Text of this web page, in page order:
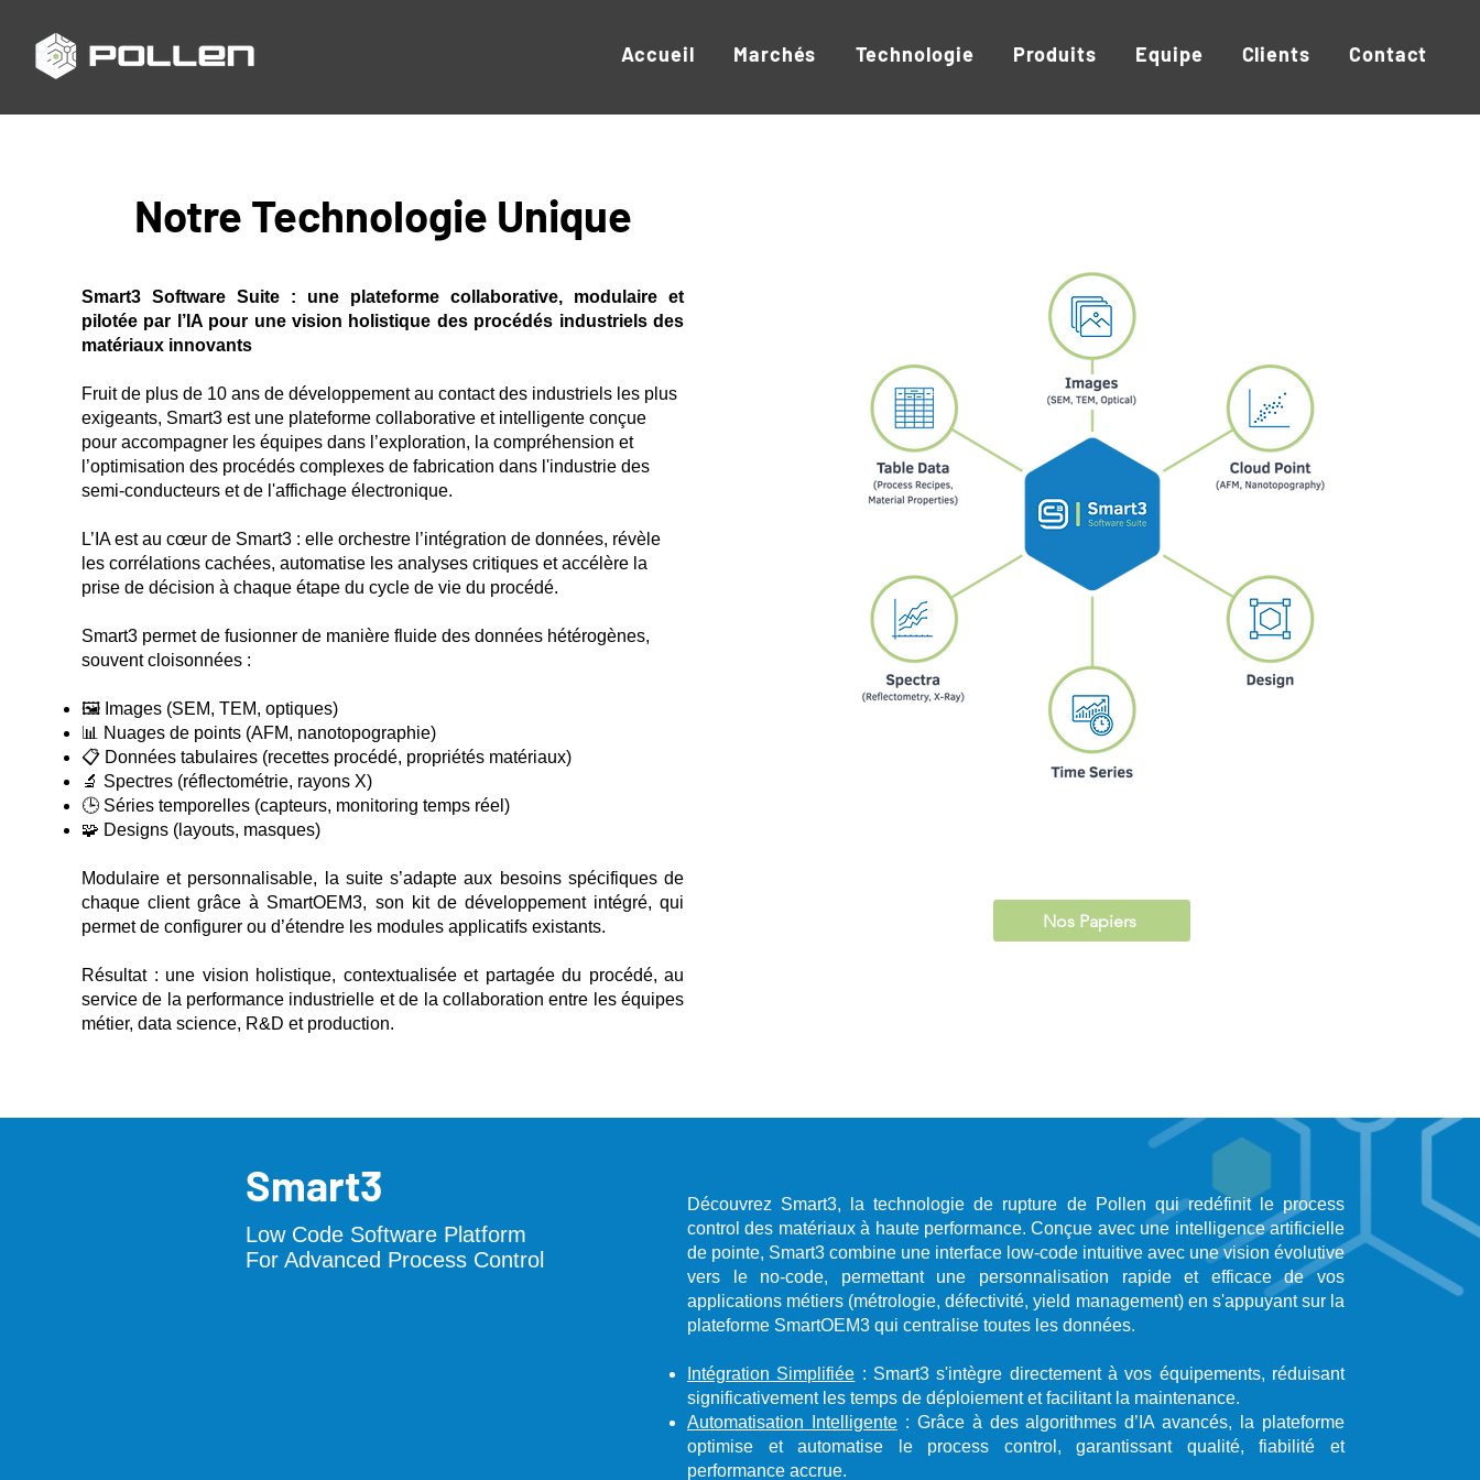
Accueil Marchés Technologie Produits Equipe Clients Contact
Notre Technologie Unique
Smart3 Software Suite : une plateforme collaborative, modulaire et
pilotée par l’IA pour une vision holistique des procédés industriels des
matériaux innovants
Fruit de plus de 10 ans de développement au contact des industriels les plus
exigeants, Smart3 est une plateforme collaborative et intelligente conçue
pour accompagner les équipes dans l’exploration, la compréhension et
l’optimisation des procédés complexes de fabrication dans l'industrie des
semi-conducteurs et de l'affichage électronique.
L’IA est au cœur de Smart3 : elle orchestre l’intégration de données, révèle
les corrélations cachées, automatise les analyses critiques et accélère la
prise de décision à chaque étape du cycle de vie du procédé.
Smart3 permet de fusionner de manière fluide des données hétérogènes,
souvent cloisonnées :
🖼️ Images (SEM, TEM, optiques)
📊 Nuages de points (AFM, nanotopographie)
📋 Données tabulaires (recettes procédé, propriétés matériaux)
🔬 Spectres (réflectométrie, rayons X)
🕒 Séries temporelles (capteurs, monitoring temps réel)
🧩 Designs (layouts, masques)
Modulaire et personnalisable, la suite s’adapte aux besoins spécifiques de
chaque client grâce à SmartOEM3, son kit de développement intégré, qui
permet de configurer ou d’étendre les modules applicatifs existants.
Résultat : une vision holistique, contextualisée et partagée du procédé, au
service de la performance industrielle et de la collaboration entre les équipes
métier, data science, R&D et production.
Nos Papiers
Smart3
Low Code Software Platform
For Advanced Process Control
Découvrez Smart3, la technologie de rupture de Pollen qui redéfinit le process
control des matériaux à haute performance. Conçue avec une intelligence artificielle
de pointe, Smart3 combine une interface low-code intuitive avec une vision évolutive
vers le no-code, permettant une personnalisation rapide et efficace de vos
applications métiers (métrologie, défectivité, yield management) en s'appuyant sur la
plateforme SmartOEM3 qui centralise toutes les données.
Intégration Simplifiée : Smart3 s'intègre directement à vos équipements, réduisant
significativement les temps de déploiement et facilitant la maintenance.
Automatisation Intelligente: Grâce à des algorithmes d’IA avancés, la plateforme
optimise et automatise le process control, garantissant qualité, fiabilité et
performance accrue.